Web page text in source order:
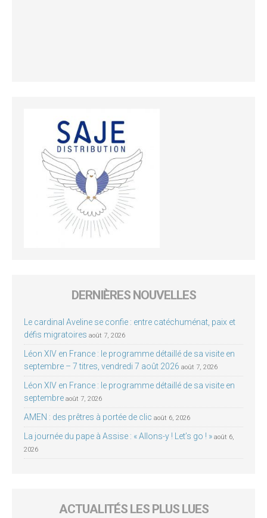
DERNIÈRES NOUVELLES
Le cardinal Aveline se confie : entre catéchuménat, paix et
défis migratoires août 7, 2026
Léon XIV en France : le programme détaillé de sa visite en
septembre – 7 titres, vendredi 7 août 2026 août 7, 2026
Léon XIV en France : le programme détaillé de sa visite en
septembre août 7, 2026
AMEN : des prêtres à portée de clic août 6, 2026
La journée du pape à Assise : « Allons-y ! Let’s go ! » août 6,
2026
ACTUALITÉS LES PLUS LUES